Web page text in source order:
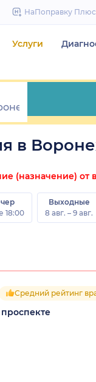
НаПоправку Плюс
Услуги
в
(назначение) от
18:00
Выходные
8 авг. – 9 авг.
Средний рейтинг